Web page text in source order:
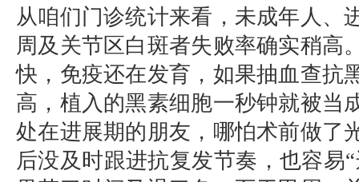
从咱们门诊统计来看，未成年人、
周及关节区白斑者失败率确实稍高
快，免疫还在发育，如果抽血查抗
高，植入的黑素细胞一秒钟就被当
处在进展期的朋友，哪怕术前做了
后没及时跟进抗复发节奏，也容易